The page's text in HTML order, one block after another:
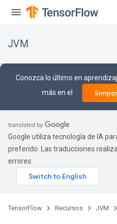
JVM
Conozca lo último en
más en el
Google utiliza tecnología de IA
preferido. Las traducciones
errores.
TensorFlow Recursos JVM